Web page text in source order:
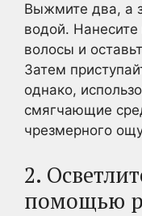
Выжмите два, а
водой. Нанесите
волосы и
Затем
однако,
смягчающие
чрезмерного
2.
помощью